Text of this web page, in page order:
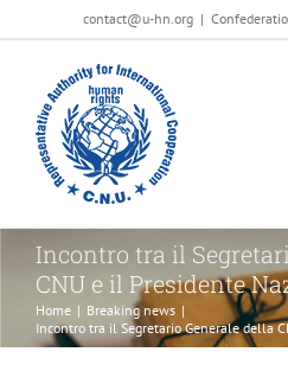
al
contenuto
contact@u-hn.org |
Incontro tra il
CNU e il Presidente
Home | Breaking news |
Incontro tra il Segretario Generale della